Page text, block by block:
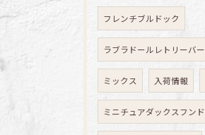
フレンチブルドック
ラブラドールレトリーバー
ミックス 入荷情報
ミニチュアダックスフンド